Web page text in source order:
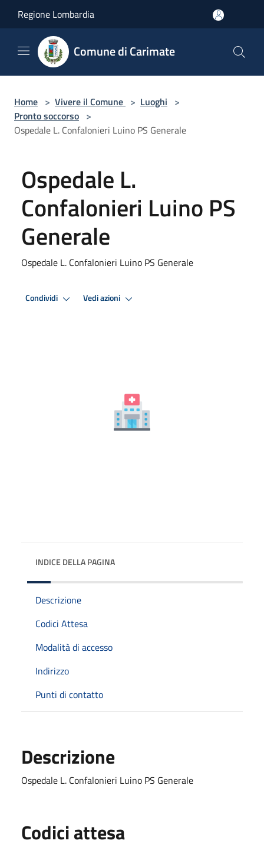
Regione Lombardia
Comune di Carimate
Home > Vivere il Comune > Luoghi >
Pronto soccorso >
Ospedale L. Confalonieri Luino PS Generale
Ospedale L.
Confalonieri Luino PS
Generale
Ospedale L. Confalonieri Luino PS Generale
Condividi Vedi azioni
INDICE DELLA PAGINA
Descrizione
Codici Attesa
Modalità di accesso
Indirizzo
Punti di contatto
Descrizione
Ospedale L. Confalonieri Luino PS Generale
Codici attesa